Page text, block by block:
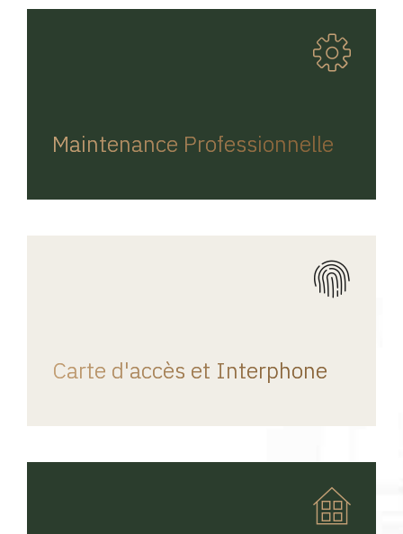
Maintenance Professionnelle
Carte d'accès et Interphone